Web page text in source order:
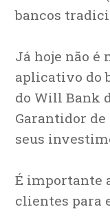
bancos
Já hoje não é
aplicativo do
do Will Bank
Garantidor de
seus
É importante
clientes para